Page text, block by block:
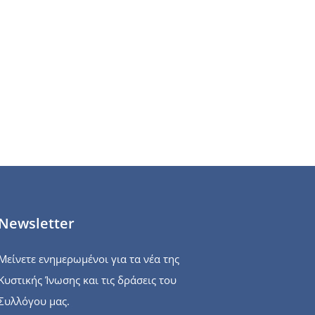
ενημερωμένοι για τα νέα της
Ίνωσης και τις δράσεις του
μας.